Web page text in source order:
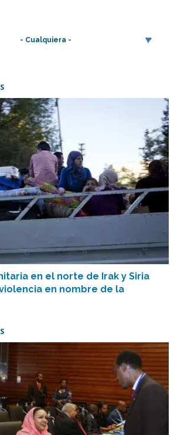
en el norte de Irak y Siria
en nombre de la